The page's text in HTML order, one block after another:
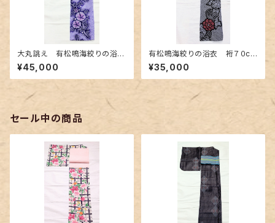
大丸誂え 有松鳴海絞りの浴
衣 紫色の濃淡に朝顔柄
¥45,000
有松鳴海絞りの浴衣 裄７０cm
濃紺地に赤色の牡丹柄
¥35,000
セール中の商品